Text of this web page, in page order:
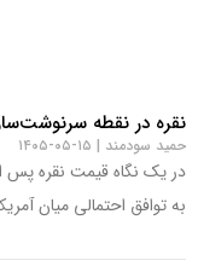
نقره در نقطه
حمید سودمند ۱۵-۰۵-۱۴۰۵
در یک نگاه قیمت نقره پس
به توافق احتمالی میان